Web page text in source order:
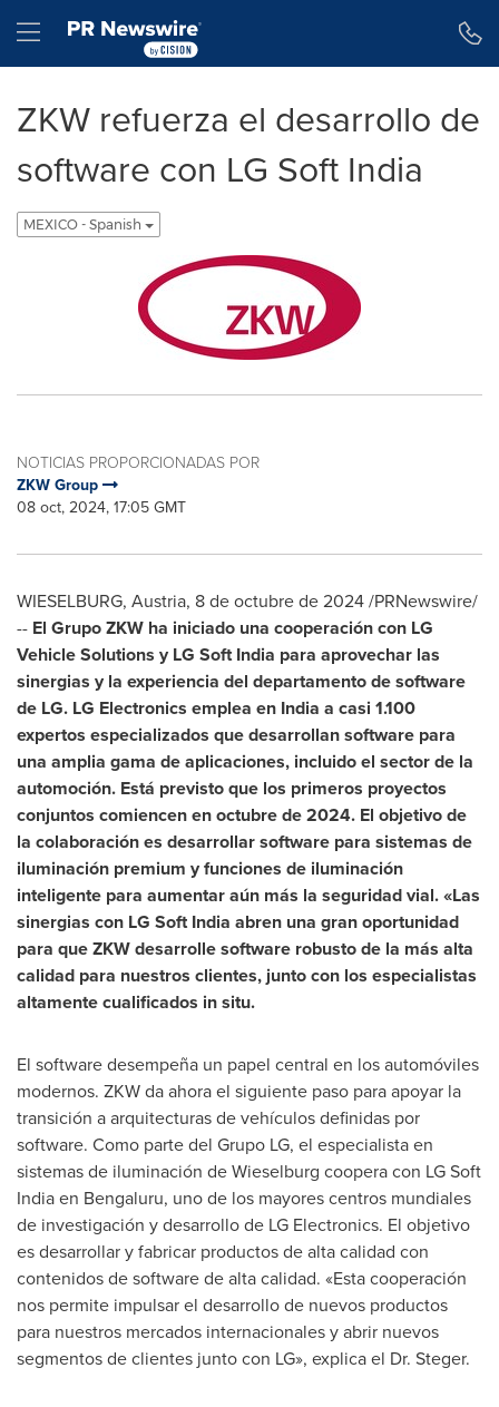
Hamburger menu
ZKW refuerza el desarrollo de
software con LG Soft India
MEXICO - Spanish
NOTICIAS PROPORCIONADAS POR
ZKW Group
08 oct, 2024, 17:05 GMT
WIESELBURG, Austria, 8 de octubre de 2024/PRNewswire/
-- El Grupo ZKW ha iniciado una cooperación con LG
Vehicle Solutions y LG Soft India para aprovechar las
sinergias y la experiencia del departamento de software
de LG. LG Electronics emplea en India a casi 1.100
expertos especializados que desarrollan software para
una amplia gama de aplicaciones, incluido el sector de la
automoción. Está previsto que los primeros proyectos
conjuntos comiencen en octubre de 2024. El objetivo de
la colaboración es desarrollar software para sistemas de
iluminación premium y funciones de iluminación
inteligente para aumentar aún más la seguridad vial. «Las
sinergias con LG Soft India abren una gran oportunidad
para que ZKW desarrolle software robusto de la más alta
calidad para nuestros clientes, junto con los especialistas
altamente cualificados in situ.
El software desempeña un papel central en los automóviles
modernos. ZKW da ahora el siguiente paso para apoyar la
transición a arquitecturas de vehículos definidas por
software. Como parte del Grupo LG, el especialista en
sistemas de iluminación de Wieselburg coopera con LG Soft
India en Bengaluru, uno de los mayores centros mundiales
de investigación y desarrollo de LG Electronics. El objetivo
es desarrollar y fabricar productos de alta calidad con
contenidos de software de alta calidad. «Esta cooperación
nos permite impulsar el desarrollo de nuevos productos
para nuestros mercados internacionales y abrir nuevos
segmentos de clientes junto con LG», explica el Dr. Steger.